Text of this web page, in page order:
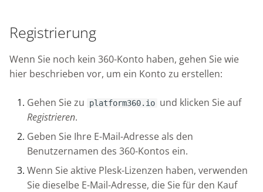
Registrierung
Wenn Sie noch kein 360-Konto haben, gehen Sie wie
hier beschrieben vor, um ein Konto zu erstellen:
Gehen Sie zu platform360.io und klicken Sie auf
Registrieren.
Geben Sie Ihre E-Mail-Adresse als den
Benutzernamen des 360-Kontos ein.
Wenn Sie aktive Plesk-Lizenzen haben, verwenden
Sie dieselbe E-Mail-Adresse, die Sie für den Kauf